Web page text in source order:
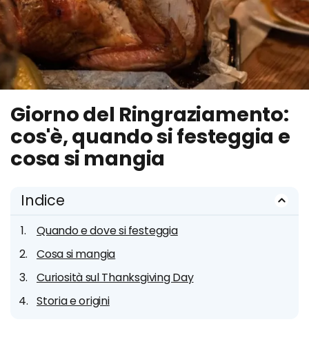
Giorno del Ringraziamento:
cos'è, quando si festeggia e
cosa si mangia
Indice
Quando e dove si festeggia
Cosa si mangia
Curiosità sul Thanksgiving Day
Storia e origini